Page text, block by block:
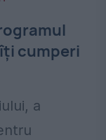
cumperi
a